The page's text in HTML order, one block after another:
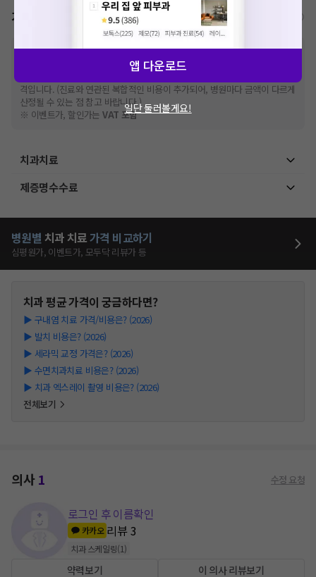
가격표 비급여/급여 진료란?
※비급여 항목의 경우,추가비용 등으로 실제 가격과 상이할 수 있으니, 정확
한 가격은 해당 의료기관에 직접 문의해주세요.
건강보험심사평가원
격입니다. (진료와 연관된 복합적인 비용이 추가되어, 병원마다 금액이 다르게
산정될 수 있는 점 참고 바랍니다.)
※ 이벤트가, 할인가는VAT 포함
치과치료
제증명수수료
병원별 치과 치료가격 비교하기
심평원가, 이벤트가, 모두닥 리뷰가 등
치과평균 가격이 궁금하다면?
▶ 구내염 치료 가격/비용은? (2026)
▶ 발치 비용은? (2026)
▶ 세라믹 교정 가격은? (2026)
▶ 수면치과치료 비용은? (2026)
▶ 치과 엑스레이 촬영 비용은? (2026)
전체보기
의사1 수정 요청
로그인 후 이름확인
카카오 리뷰3
치과 스케일링(1)
약력보기 이 의사 리뷰보기
앱 다운로드
일단 둘러볼게요!